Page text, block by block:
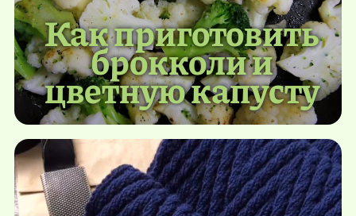
Как приготовить
брокколи и
цветную капусту